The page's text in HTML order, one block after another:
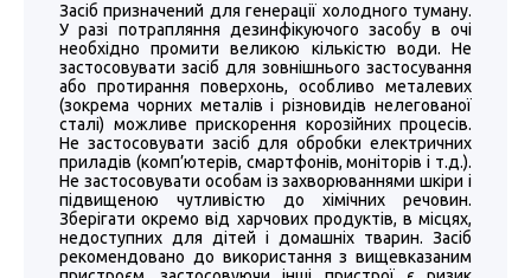
Засіб призначений для генерації холодного туману.
У разі потрапляння дезинфікуючого засобу в очі
необхідно промити великою кількістю води. Не
застосовувати засіб для зовнішнього застосування
або протирання поверхонь, особливо металевих
(зокрема чорних металів і різновидів нелегованої
сталі) можливе прискорення корозійних процесів.
Не застосовувати засіб для обробки електричних
приладів (комп’ютерів, смартфонів, моніторів і т.д.).
Не застосовувати особам із захворюваннями шкіри і
підвищеною чутливістю до хімічних речовин.
Зберігати окремо від харчових продуктів, в місцях,
недоступних для дітей і домашніх тварин. Засіб
рекомендовано до використання з вищевказаним